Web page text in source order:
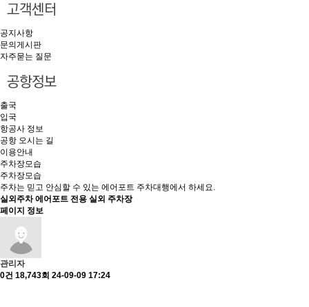
공지사항
문의게시판
자주묻는 질문
출국
입국
항공사 정보
공항 오시는 길
이용안내
주차장모습
주차장모습
주차는 믿고 안심할 수 있는 에어포트 주차대행에서 하세요.
실외주차 에어포트 전용 실외 주차장
페이지 정보
관리자
0건 18,743회 24-09-09 17:24